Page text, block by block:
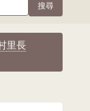
搜尋
里長